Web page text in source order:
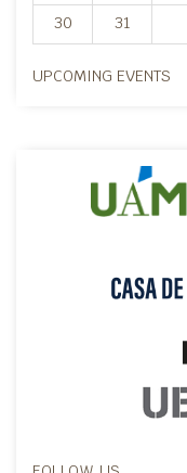
30
31
UPCOMING EVENTS